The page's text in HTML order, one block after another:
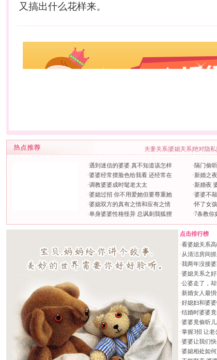
又搞出什么花样来。
夫妻关系|婆媳关系 |绝对隐私 |
遇到迷信的婆婆 真不知道该怎样
婆婆经常摆脸色给我看 还经常在
调教婆婆成时髦老太太
婆媳过招 你不用爱她但要尊重她
婆媳双方的真有之情和应有之情
单身婆婆性格怪异 总讽刺我狐狸
隔门偷
新婚之
新婚夜
婆婆不
怀了女
7条教
点击排行榜
看婆媳关系
从清洁房间
我两年没接
婆媳关系之
公婆走了，
新婚女人最
好媳妇和婆
结婚时婆婆
婆婆竟偷听
掌握3招 让
婆婆让我们
婆媳相处如